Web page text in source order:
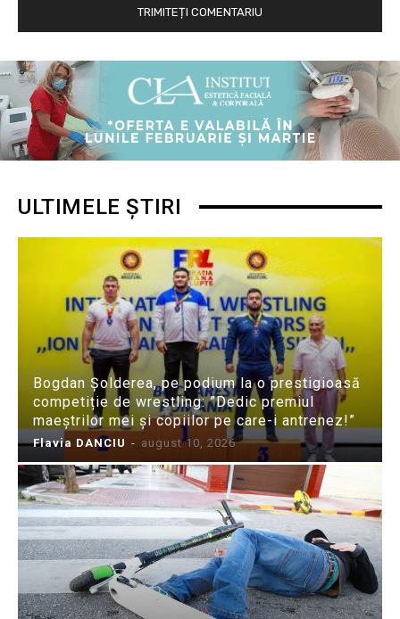
ULTIMELE ȘTIRI
Bogdan Șolderea, pe podium la o prestigioasă
competiție de wrestling: ”Dedic premiul
maeștrilor mei și copiilor pe care-i antrenez!”
Flavia DANCIU - august 10, 2026